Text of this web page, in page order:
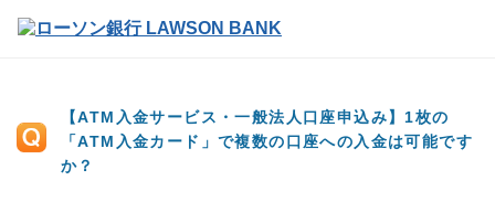
【ATM入金サービス・一般法人口座申込み】1枚の
「ATM入金カード」で複数の口座への入金は可能です
か？